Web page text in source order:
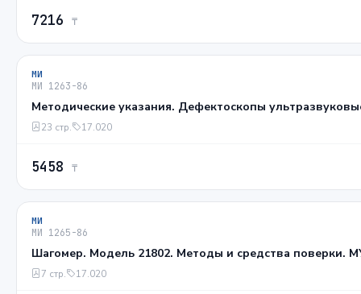
7216 ₸
МИ
МИ 1263-86
Методические указания. Дефектоскопы
23 стр. 17.020
5458 ₸
МИ
МИ 1265-86
Шагомер. Модель 21802. Методы и средства поверки.
7 стр. 17.020